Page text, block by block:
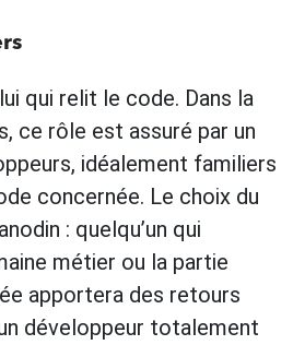
qui relit le code. Dans la
ce rôle est assuré par un
idéalement familiers
concernée. Le choix du
: quelqu’un qui
métier ou la partie
apportera des retours
développeur totalement